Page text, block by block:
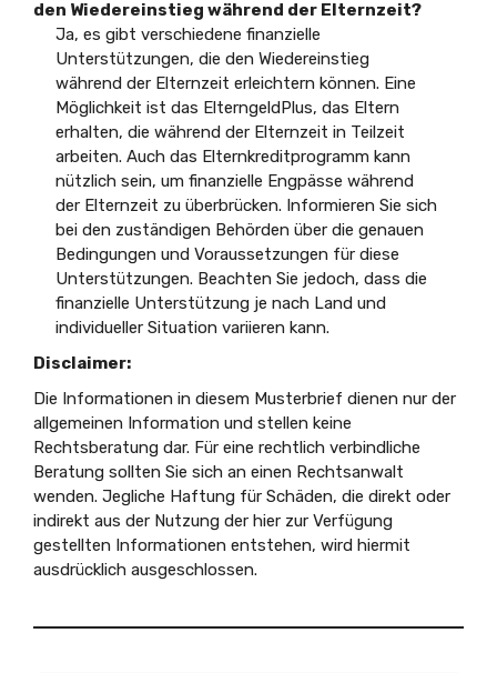
den Wiedereinstieg während der Elternzeit?
Ja, es gibt verschiedene finanzielle
Unterstützungen, die den Wiedereinstieg
während der Elternzeit erleichtern können. Eine
Möglichkeit ist das ElterngeldPlus, das Eltern
erhalten, die während der Elternzeit in Teilzeit
arbeiten. Auch das Elternkreditprogramm kann
nützlich sein, um finanzielle Engpässe während
der Elternzeit zu überbrücken. Informieren Sie sich
bei den zuständigen Behörden über die genauen
Bedingungen und Voraussetzungen für diese
Unterstützungen. Beachten Sie jedoch, dass die
finanzielle Unterstützung je nach Land und
individueller Situation variieren kann.
Disclaimer:
Die Informationen in diesem Musterbrief dienen nur der
allgemeinen Information und stellen keine
Rechtsberatung dar. Für eine rechtlich verbindliche
Beratung sollten Sie sich an einen Rechtsanwalt
wenden. Jegliche Haftung für Schäden, die direkt oder
indirekt aus der Nutzung der hier zur Verfügung
gestellten Informationen entstehen, wird hiermit
ausdrücklich ausgeschlossen.